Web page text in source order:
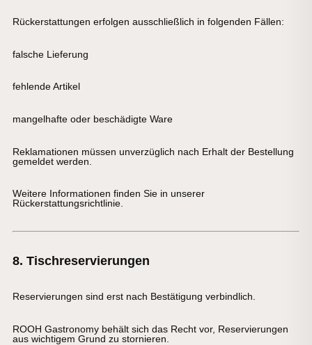
Rückerstattungen erfolgen ausschließlich in folgenden Fällen:
falsche Lieferung
fehlende Artikel
mangelhafte oder beschädigte Ware
Reklamationen müssen unverzüglich nach Erhalt der Bestellung
gemeldet werden.
Weitere Informationen finden Sie in unserer
Rückerstattungsrichtlinie
8. Tischreservierungen
Reservierungen sind erst nach Bestätigung verbindlich.
ROOH Gastronomy behält sich das Recht vor, Reservierungen
aus wichtigem Grund zu stornieren.